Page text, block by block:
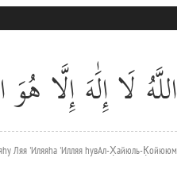
اللَّهُ لَا إِلَٰهَ إِلَّا
Ляя 'Иляяhа 'Илляя hувАл-Х̣айюль-К̣ойююм